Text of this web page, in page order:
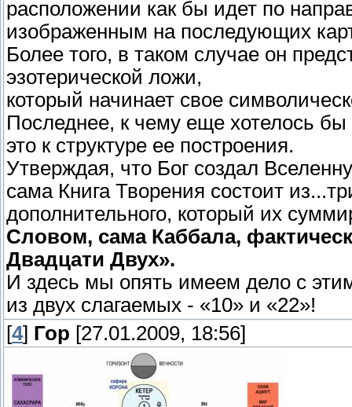
расположении как бы идет по
изображенным на последующих
Более того, в таком случае он
эзотерической ложи,
который начинает свое
Последнее, к чему еще хотелось
это к структуре ее построения.
Утверждая, что Бог создал
сама Книга Творения состоит
дополнительного, который их
Словом, сама Каббала,
Двадцати Двух».
И здесь мы опять имеем дело с
из двух слагаемых - «10» и «22»!
[4] Гор [27.01.2009, 18:56]